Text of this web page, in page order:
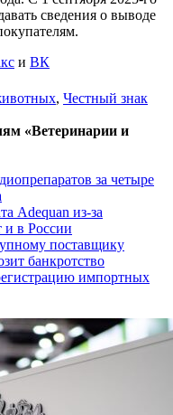
сведения о выводе
и ВК
, Честный знак
«Ветеринарии и
за четыре
Adequan из-за
и в России
поставщику
банкротство
импортных